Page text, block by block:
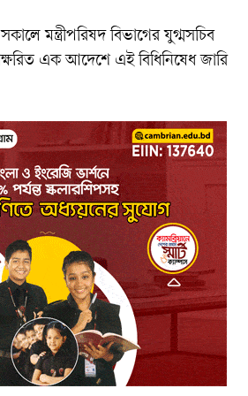
মন্ত্রীপরিষদ বিভাগের যুগ্মসচিব
এক আদেশে এই বিধিনিষেধ জারি